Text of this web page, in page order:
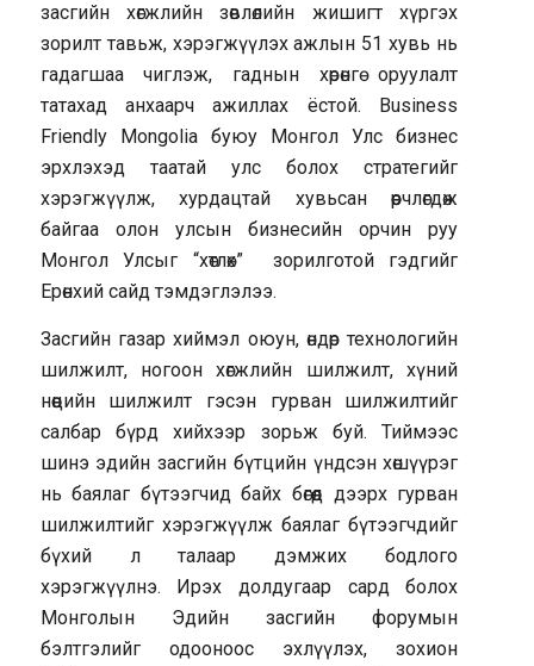
засгийн хөгжлийн зөвлөлийн жишигт хүргэх
зорилт тавьж, хэрэгжүүлэх ажлын 51 хувь нь
гадагшаа чиглэж, гаднын хөрөнгө оруулалт
татахад анхаарч ажиллах ёстой. Business
Friendly Mongolia буюу Монгол Улс бизнес
эрхлэхэд таатай улс болох стратегийг
хэрэгжүүлж, хурдацтай хувьсан өөрчлөгдөж
байгаа олон улсын бизнесийн орчин руу
Монгол Улсыг “хөтлөх” зорилготой гэдгийг
Ерөнхий сайд тэмдэглэлээ.
Засгийн газар хиймэл оюун, өндөр технологийн
шилжилт, ногоон хөгжлийн шилжилт, хүний
нөөцийн шилжилт гэсэн гурван шилжилтийг
салбар бүрд хийхээр зорьж буй. Тиймээс
шинэ эдийн засгийн бүтцийн үндсэн хөшүүрэг
нь баялаг бүтээгчид байх бөгөөд дээрх гурван
шилжилтийг хэрэгжүүлж баялаг бүтээгчдийг
бүхий л талаар дэмжих бодлого
хэрэгжүүлнэ. Ирэх долдугаар сард болох
Монголын Эдийн засгийн форумын
бэлтгэлийг одооноос эхлүүлэх, зохион